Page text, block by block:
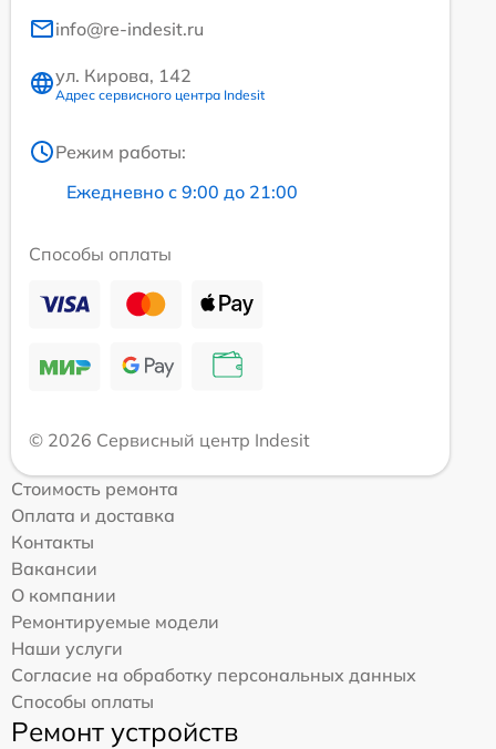
info@re-indesit.ru
ул. Кирова, 142
Адрес сервисного центра Indesit
Режим работы:
Ежедневно с 9:00 до 21:00
Способы оплаты
© 2026 Сервисный центр Indesit
Стоимость ремонта
Оплата и доставка
Контакты
Вакансии
О компании
Ремонтируемые модели
Наши услуги
Согласие на обработку персональных данных
Способы оплаты
Ремонт устройств